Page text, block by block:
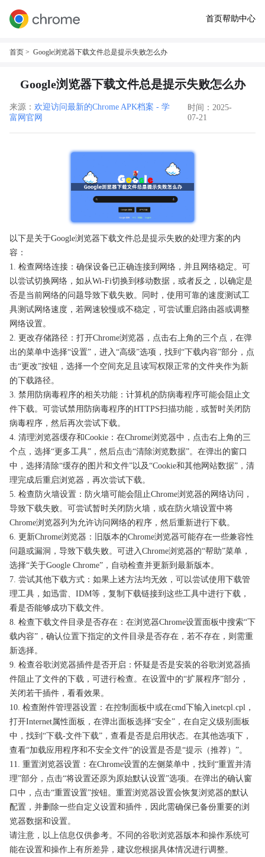
首页帮助中心
首页 > Google浏览器下载文件总是提示失败怎么办
Google浏览器下载文件总是提示失败怎么办
来源： 欢迎访问最新的Chrome APK档案 - 学
富网官网
时间：2025-
07-21
以下是关于Google浏览器下载文件总是提示失败的处理方案的内
容：
1. 检查网络连接：确保设备已正确连接到网络，并且网络稳定。可
以尝试切换网络，如从Wi-Fi切换到移动数据，或者反之，以确定是
否是当前网络的问题导致下载失败。同时，使用可靠的速度测试工
具测试网络速度，若网速较慢或不稳定，可尝试重启路由器或调整
网络设置。
2. 更改存储路径：打开Chrome浏览器，点击右上角的三个点，在弹
出的菜单中选择“设置”，进入“高级”选项，找到“下载内容”部分，点
击“更改”按钮，选择一个空间充足且读写权限正常的文件夹作为新
的下载路径。
3. 禁用防病毒程序的相关功能：计算机的防病毒程序可能会阻止文
件下载。可尝试禁用防病毒程序的HTTPS扫描功能，或暂时关闭防
病毒程序，然后再次尝试下载。
4. 清理浏览器缓存和Cookie：在Chrome浏览器中，点击右上角的三
个点，选择“更多工具”，然后点击“清除浏览数据”。在弹出的窗口
中，选择清除“缓存的图片和文件”以及“Cookie和其他网站数据”，清
理完成后重启浏览器，再次尝试下载。
5. 检查防火墙设置：防火墙可能会阻止Chrome浏览器的网络访问，
导致下载失败。可尝试暂时关闭防火墙，或在防火墙设置中将
Chrome浏览器列为允许访问网络的程序，然后重新进行下载。
6. 更新Chrome浏览器：旧版本的Chrome浏览器可能存在一些兼容性
问题或漏洞，导致下载失败。可进入Chrome浏览器的“帮助”菜单，
选择“关于Google Chrome”，自动检查并更新到最新版本。
7. 尝试其他下载方式：如果上述方法均无效，可以尝试使用下载管
理工具，如迅雷、IDM等，复制下载链接到这些工具中进行下载，
看是否能够成功下载文件。
8. 检查下载文件目录是否存在：在浏览器Chrome设置面板中搜索“下
载内容”，确认位置下指定的文件目录是否存在，若不存在，则需重
新选择。
9. 检查谷歌浏览器插件是否开启：怀疑是否是安装的谷歌浏览器插
件阻止了文件的下载，可进行检查。在设置中的“扩展程序”部分，
关闭若干插件，看看效果。
10. 检查附件管理器设置：在控制面板中或在cmd下输入inetcpl.cpl，
打开Internet属性面板，在弹出面板选择“安全”，在自定义级别面板
中，找到“下载-文件下载”，查看是否是启用状态。在其他选项下，
查看“加载应用程序和不安全文件”的设置是否是“提示（推荐）”。
11. 重置浏览器设置：在Chrome设置的左侧菜单中，找到“重置并清
理”部分，点击“将设置还原为原始默认设置”选项。在弹出的确认窗
口中，点击“重置设置”按钮。重置浏览器设置会恢复浏览器的默认
配置，并删除一些自定义设置和插件，因此需确保已备份重要的浏
览器数据和设置。
请注意，以上信息仅供参考。不同的谷歌浏览器版本和操作系统可
能在设置和操作上有所差异，建议您根据具体情况进行调整。